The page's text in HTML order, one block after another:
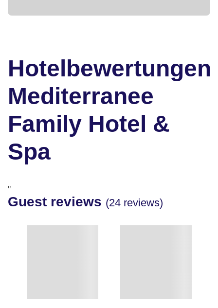
Hotelbewertungen
Mediterranee
Family Hotel &
Spa
"
Guest reviews (24 reviews)